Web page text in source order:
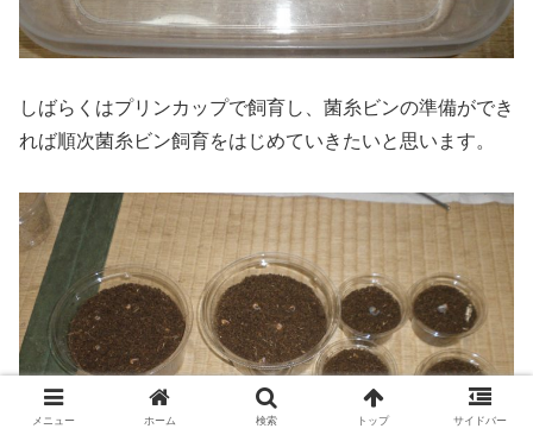
しばらくはプリンカップで飼育し、菌糸ビンの準備ができ
れば順次菌糸ビン飼育をはじめていきたいと思います。
メニュー ホーム 検索 トップ サイドバー